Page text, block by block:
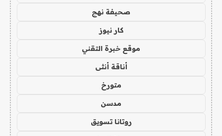
صحيفة نهج
كار نيوز
موقع خبرة التقني
أناقة أنثى
متورخ
مدسن
روتانا تسويق